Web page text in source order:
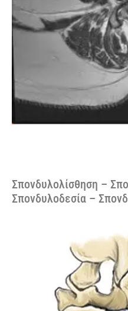
Σπονδυλολίσθηση –
Σπονδυλοδεσία –